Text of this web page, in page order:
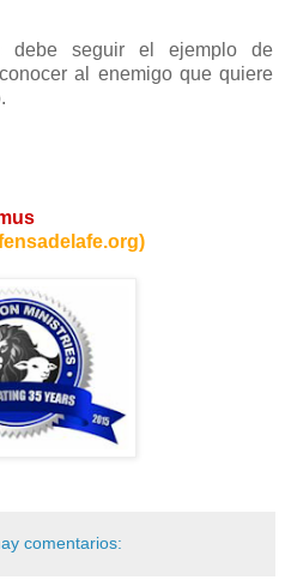
debe seguir el ejemplo de
al enemigo que quiere
comentarios: